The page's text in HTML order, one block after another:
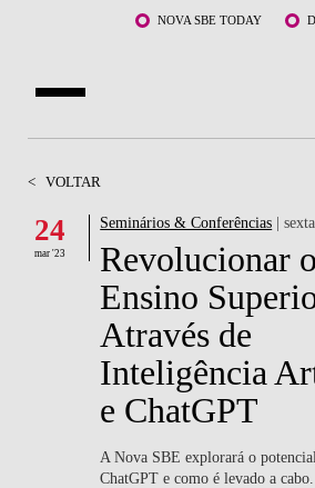
Saltar para o conteúdo principalNOVA SBE TODAY
DOCENTES E INVESTIGAÇÃO
COMUNIDADE
WHAT'S HAPPENING
< VOLTAR
24
mar '23
Seminários & Conferências |
Revolucionar o
Ensino
Através de
Inteligência
e ChatGPT
A Nova SBE explorará o
ChatGPT e como é levado a